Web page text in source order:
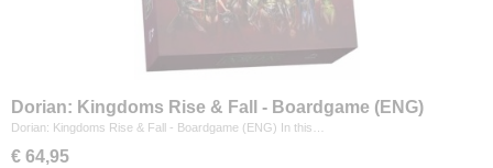
Dorian: Kingdoms Rise & Fall - Boardgame (ENG)
Dorian: Kingdoms Rise & Fall - Boardgame (ENG) In this…
€ 64,95